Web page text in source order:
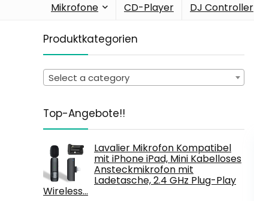
Mikrofone CD-Player DJ Controller
Produktkategorien
Select a category
Top-Angebote!!
Lavalier Mikrofon Kompatibel
mit iPhone iPad, Mini Kabelloses
Ansteckmikrofon mit
Ladetasche, 2.4 GHz Plug-Play
Wireless…